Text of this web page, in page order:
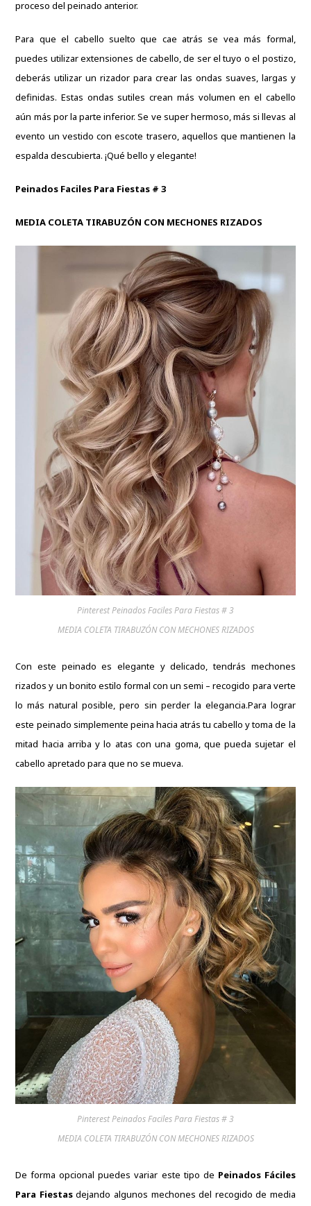
proceso del peinado anterior.
Para que el cabello suelto que cae atrás se vea más formal,
puedes utilizar extensiones de cabello, de ser el tuyo o el postizo,
deberás utilizar un rizador para crear las ondas suaves, largas y
definidas.Estas ondas sutiles crean más volumen en el cabello
aún más por la parte inferior.Se ve super hermoso, más si llevas al
evento un vestido con escote trasero, aquellos que mantienen la
espalda descubierta.¡Qué bello y elegante!
Peinados Faciles Para Fiestas # 3
MEDIA COLETA TIRABUZÓN CON MECHONES RIZADOS
Pinterest Peinados Faciles Para Fiestas # 3
MEDIA COLETA TIRABUZÓN CON MECHONES RIZADOS
Con este peinado es elegante y delicado, tendrás mechones
rizados y un bonito estilo formal con un semi – recogido para verte
lo más natural posible, pero sin perder la elegancia.Para lograr
este peinado simplemente peina hacia atrás tu cabello y toma de la
mitad hacia arriba y lo atas con una goma, que pueda sujetar el
cabello apretado para que no se mueva.
Pinterest Peinados Faciles Para Fiestas # 3
MEDIA COLETA TIRABUZÓN CON MECHONES RIZADOS
De forma opcional puedes variar este tipo de Peinados Fáciles
Para Fiestasdejando algunos mechones del recogido de media